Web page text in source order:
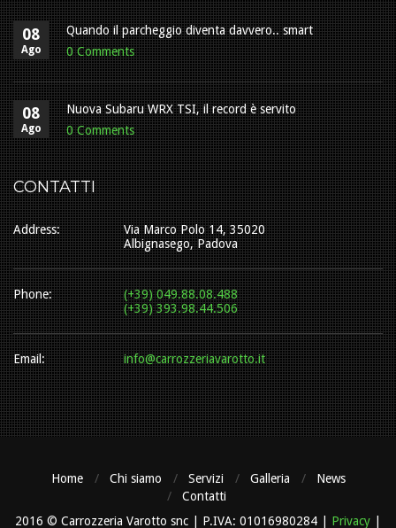
08
Ago
Quando il parcheggio diventa davvero.. smart
0 Comments
08
Ago
Nuova Subaru WRX TSI, il record è servito
0 Comments
CONTATTI
Address:
Via Marco Polo 14, 35020
Albignasego, Padova
Phone:
(+39) 049.88.08.488
(+39) 393.98.44.506
Email: info@carrozzeriavarotto.it
Home Chi siamo Servizi Galleria
News
Contatti
2016 © Carrozzeria Varotto snc | P.IVA: 01016980284 | Privacy